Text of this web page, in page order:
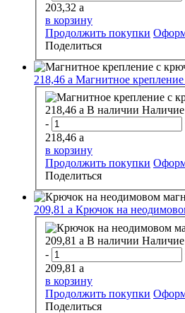
203,32 a
в корзину
Продолжить покупки
Поделиться
218,46 a Магнитное
218,46 a В наличии Наличие
-
218,46 a
в корзину
Продолжить покупки
Поделиться
209,81 a Крючок на
209,81 a В наличии Наличие
-
209,81 a
в корзину
Продолжить покупки
Поделиться